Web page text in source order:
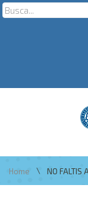
Home \ NO FALTIS